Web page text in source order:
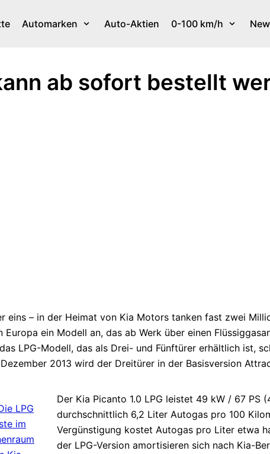
Automarken Auto-Aktien 0-100 km/h
ab sofort bestellt
– in der Heimat von Kia Motors tanken fast zwei
ein Modell an, das ab Werk über einen
LPG-Modell, das als Drei- und Fünftürer erhältlich ist,
2013 wird der Dreitürer in der Basisversion
Der Kia Picanto 1.0 LPG leistet 49 kW / 67 PS
durchschnittlich 6,2 Liter Autogas pro 100
Vergünstigung kostet Autogas pro Liter etwa
der LPG-Version amortisieren sich nach Kia-